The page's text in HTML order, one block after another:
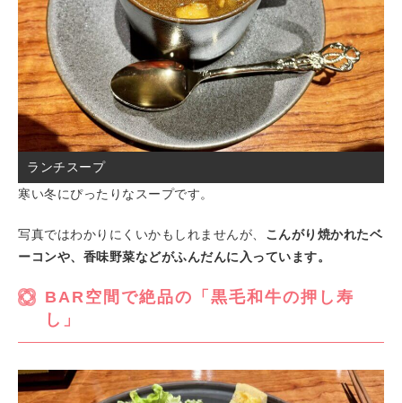
ランチスープ
寒い冬にぴったりなスープです。
写真ではわかりにくいかもしれませんが、 こんがり焼かれたベ
ーコンや、香味野菜などがふんだんに入っています。
BAR空間で絶品の「黒毛和牛の押し寿
し」